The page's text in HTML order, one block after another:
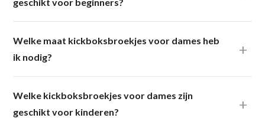
Welke maat kickboksbroekjes voor dames heb
ik nodig?
Welke kickboksbroekjes voor dames zijn
geschikt voor kinderen?